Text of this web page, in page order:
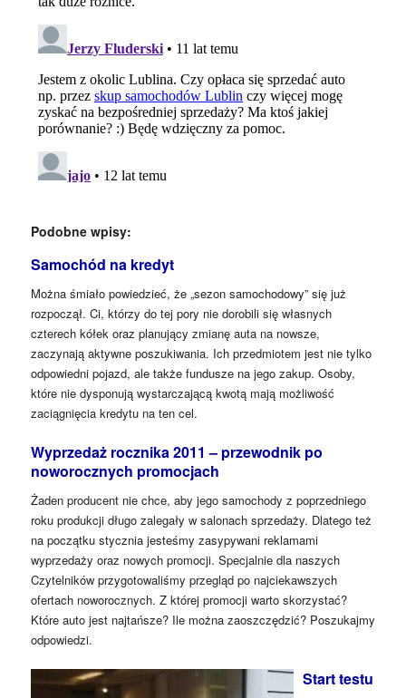
Podobne wpisy:
Samochód na kredyt
Można śmiało powiedzieć, że „sezon samochodowy” się już
rozpoczął. Ci, którzy do tej pory nie dorobili się własnych
czterech kółek oraz planujący zmianę auta na nowsze,
zaczynają aktywne poszukiwania. Ich przedmiotem jest nie tylko
odpowiedni pojazd, ale także fundusze na jego zakup. Osoby,
które nie dysponują wystarczającą kwotą mają możliwość
zaciągnięcia kredytu na ten cel.
Wyprzedaż rocznika 2011 – przewodnik po
noworocznych promocjach
Żaden producent nie chce, aby jego samochody z poprzedniego
roku produkcji długo zalegały w salonach sprzedaży. Dlatego też
na początku stycznia jesteśmy zasypywani reklamami
wyprzedaży oraz nowych promocji. Specjalnie dla naszych
Czytelników przygotowaliśmy przegląd po najciekawszych
ofertach noworocznych. Z której promocji warto skorzystać?
Które auto jest najtańsze? Ile można zaoszczędzić? Poszukajmy
odpowiedzi.
Start testu